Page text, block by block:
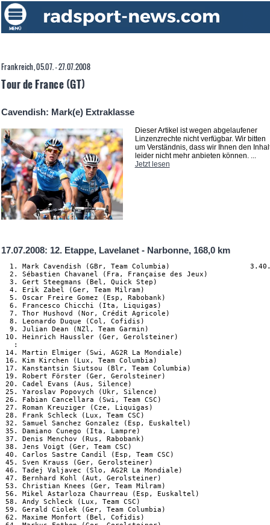
Frankreich, 05.07. - 27.07.2008
Tour de France (GT)
Cavendish: Mark(e) Extraklasse
Dieser Artikel ist wegen abgelaufener
Linzenzrechte nicht verfügbar. Wir bitten
um Verständnis, dass wir Ihnen den
leider nicht mehr anbieten können. ...
Jetzt lesen
17.07.2008: 12. Etappe, Lavelanet - Narbonne, 168,0 km
1. Mark Cavendish (GBr, Team Columbia)
  2. Sébastien Chavanel (Fra, Française des Jeux)
  3. Gert Steegmans (Bel, Quick Step)
  4. Erik Zabel (Ger, Team Milram)
  5. Oscar Freire Gomez (Esp, Rabobank)
  6. Francesco Chicchi (Ita, Liquigas)
  7. Thor Hushovd (Nor, Crédit Agricole)
  8. Leonardo Duque (Col, Cofidis)
  9. Julian Dean (NZl, Team Garmin)
10. Heinrich Haussler (Ger, Gerolsteiner)
   :
14. Martin Elmiger (Swi, AG2R La Mondiale)
16. Kim Kirchen (Lux, Team Columbia)
17. Kanstantsin Siutsou (Blr, Team Columbia)
19. Robert Förster (Ger, Gerolsteiner)
20. Cadel Evans (Aus, Silence)
25. Yaroslav Popovych (Ukr, Silence)
26. Fabian Cancellara (Swi, Team CSC)
27. Roman Kreuziger (Cze, Liquigas)
28. Frank Schleck (Lux, Team CSC)
32. Samuel Sanchez Gonzalez (Esp, Euskaltel)
35. Damiano Cunego (Ita, Lampre)
37. Denis Menchov (Rus, Rabobank)
38. Jens Voigt (Ger, Team CSC)
40. Carlos Sastre Candil (Esp, Team CSC)
45. Sven Krauss (Ger, Gerolsteiner)
46. Tadej Valjavec (Slo, AG2R La Mondiale)
47. Bernhard Kohl (Aut, Gerolsteiner)
53. Christian Knees (Ger, Team Milram)
56. Mikel Astarloza Chaurreau (Esp, Euskaltel)
58. Andy Schleck (Lux, Team CSC)
59. Gerald Ciolek (Ger, Team Columbia)
62. Maxime Monfort (Bel, Cofidis)